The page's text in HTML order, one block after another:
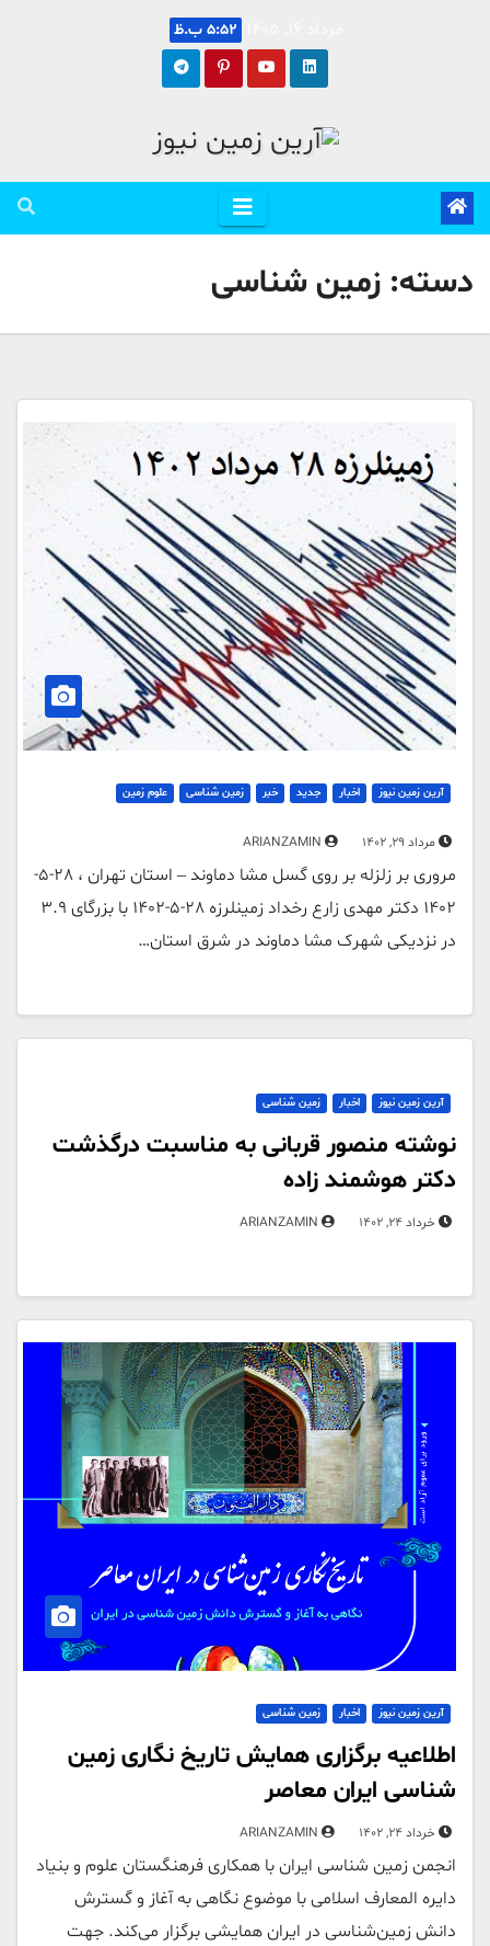
5:52 ب.ظ
دسته: زمین شناسی
آرین زمین نیوز اخبار جدید خبر زمین شناسی علوم زمین
مرداد 29, 1402
مروری بر زلزله بر روی گسل مشا دماوند – استان تهران ، 28-5-
1402 دکتر مهدی زارع رخداد زمینلرزه 28-5-1402 با بزرگای 3.9
در نزدیکی شهرک مشا دماوند در شرق استان…
آرین زمین نیوز اخبار زمین شناسی
نوشته منصور قربانی به مناسبت درگذشت
دکتر هوشمند زاده
خرداد 24, 1402
آرین زمین نیوز اخبار زمین شناسی
اطلاعیه برگزاری همایش تاریخ نگاری زمین
شناسی ایران معاصر
خرداد 24, 1402
انجمن زمین شناسی ایران با همکاری فرهنگستان علوم و بنیاد
دایره المعارف اسلامی با موضوع نگاهی به آغاز و گسترش
دانش زمین‌شناسی در ایران همایشی برگزار می‌کند. جهت